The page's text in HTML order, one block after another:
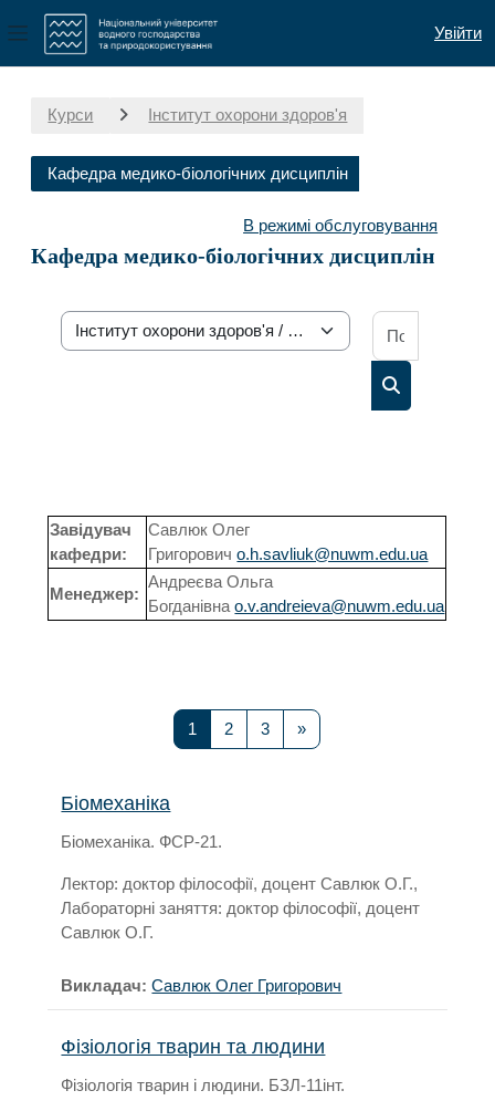
Бокова панель
Увійти
Курси Інститут охорони здоров'я
Кафедра медико-біологічних дисциплін
В режимі обслуговування
Кафедра медико-біологічних дисциплін
Категорії курсів
Завідувач
кафедри:
Савлюк Олег
Григоровичo.h.savliuk@nuwm.edu.ua
Менеджер:
Андреєва Ольга
Богданівнаo.v.andreieva@nuwm.edu.ua
1 Сторінка 1
2Сторінка 2
3Сторінка 3
»Наступна сторінка
Біомеханіка
Біомеханіка. ФСР-21.
Лектор: доктор філософії, доцент Савлюк О.Г.,
Лабораторні заняття: доктор філософії, доцент
Савлюк О.Г.
Викладач:Савлюк Олег Григорович
Фізіологія тварин та людини
Фізіологія тварин і людини. БЗЛ-11інт.